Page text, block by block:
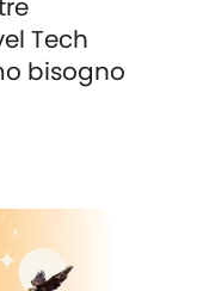
Tech
bisogno